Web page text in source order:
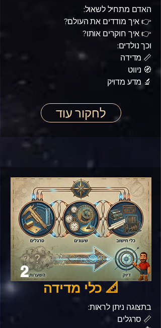
האדם מתחיל לשאול:
👉 איך מודדים את העולם?
👉 איך חוקרים אותו?
וכך נולדים:
📏 מדידה
🧭 ניווט
🔬 מדע מדויק
לחקור עוד
2
📐 כלי מדידה
בתצוגה ניתן לראות:
📏 סרגלים